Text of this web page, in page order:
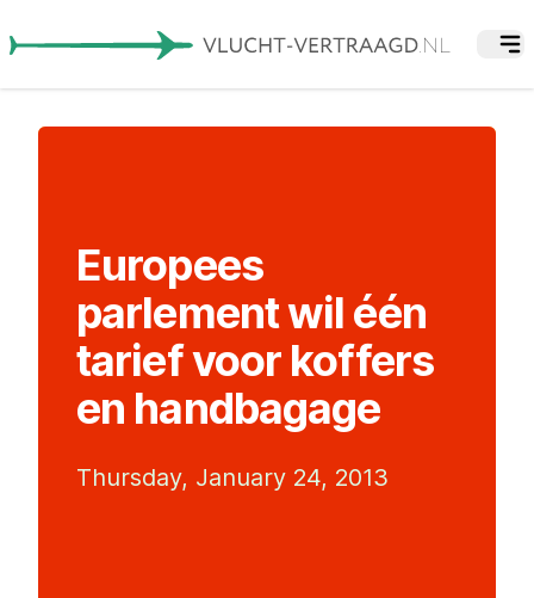
Europees
parlement wil één
tarief voor koffers
en handbagage
Thursday, January 24, 2013